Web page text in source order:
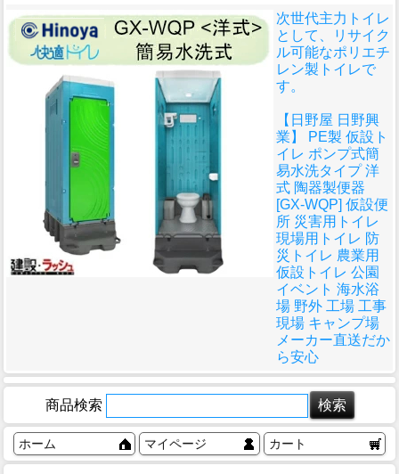
次世代主力トイレ
として、リサイク
ル可能なポリエチ
レン製トイレで
す。
【日野屋 日野興
業】 PE製 仮設ト
イレ ポンプ式簡
易水洗タイプ 洋
式 陶器製便器
[GX-WQP] 仮設便
所 災害用トイレ
現場用トイレ 防
災トイレ 農業用
仮設トイレ 公園
イベント 海水浴
場 野外 工場 工事
現場 キャンプ場
メーカー直送だか
ら安心
商品検索
ホーム マイページ カート